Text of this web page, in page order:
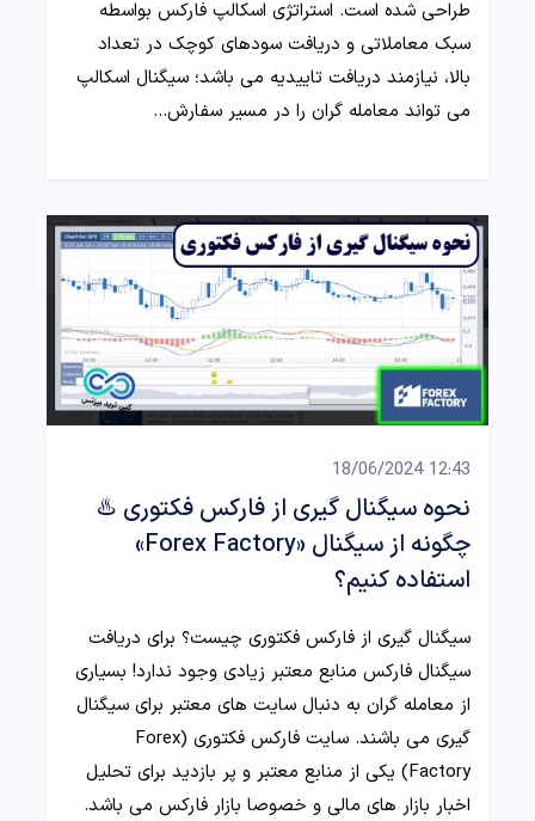
طراحی شده است. استراتژی اسکالپ فارکس بواسطه
سبک معاملاتی و دریافت سودهای کوچک در تعداد
بالا، نیازمند دریافت تاییدیه می باشد؛ سیگنال اسکالپ
می تواند معامله گران را در مسیر سفارش…
12:43 18/06/2024
نحوه سیگنال گیری از فارکس فکتوری ♨️
چگونه از سیگنال «Forex Factory»
استفاده کنیم؟
سیگنال گیری از فارکس فکتوری چیست؟ برای دریافت
سیگنال فارکس منابع معتبر زیادی وجود ندارد! بسیاری
از معامله گران به دنبال سایت های معتبر برای سیگنال
گیری می باشند. سایت فارکس فکتوری (Forex
Factory) یکی از منابع معتبر و پر بازدید برای تحلیل
اخبار بازار های مالی و خصوصا بازار فارکس می باشد.